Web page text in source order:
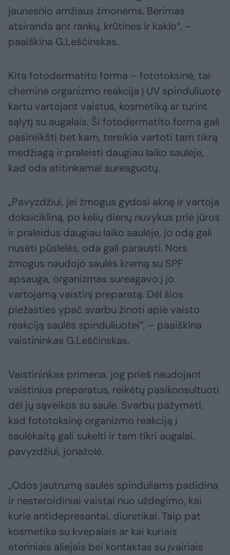
jaunesnio amžiaus žmonėms. Bėrimas
atsiranda ant rankų, krūtinės ir kaklo“, –
paaiškina G.Leščinskas.
Kita fotodermatito forma – fototoksinė, tai
cheminė organizmo reakcija į UV spinduliuotę
kartu vartojant vaistus, kosmetiką ar turint
sąlytį su augalais. Ši fotodermatito forma gali
pasireikšti bet kam, tereikia vartoti tam tikrą
medžiagą ir praleisti daugiau laiko saulėje,
kad oda atitinkamai sureaguotų.
„Pavyzdžiui, jei žmogus gydosi aknę ir vartoja
doksicikliną, po kelių dienų nuvykus prie jūros
ir praleidus daugiau laiko saulėje, jo odą gali
nusėti pūslelės, oda gali parausti. Nors
žmogus naudojo saulės kremą su SPF
apsauga, organizmas sureagavo į jo
vartojamą vaistinį preparatą. Dėl šios
piežasties ypač svarbu žinoti apie vaisto
reakciją saulės spinduliuotei“, – paaiškina
vaistininkas G.Leščinskas.
Vaistininkas primena, jog prieš naudojant
vaistinius preparatus, reikėtų pasikonsultuoti
dėl jų sąveikos su saule. Svarbu pažymėti,
kad fototoksinę organizmo reakciją į
saulėkaitą gali sukelti ir tam tikri augalai,
pavyzdžiui, jonažolė.
„Odos jautrumą saulės spinduliams padidina
ir nesteroidiniai vaistai nuo uždegimo, kai
kurie antidepresantai, diuretikai. Taip pat
kosmetika su kvepalais ar kai kuriais
eteriniais aliejais bei kontaktas su įvairiais